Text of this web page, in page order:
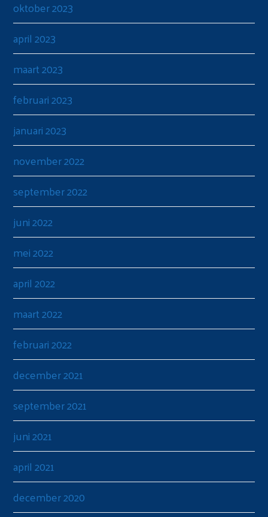
oktober 2023
april 2023
maart 2023
februari 2023
januari 2023
november 2022
september 2022
juni 2022
mei 2022
april 2022
maart 2022
februari 2022
december 2021
september 2021
juni 2021
april 2021
december 2020